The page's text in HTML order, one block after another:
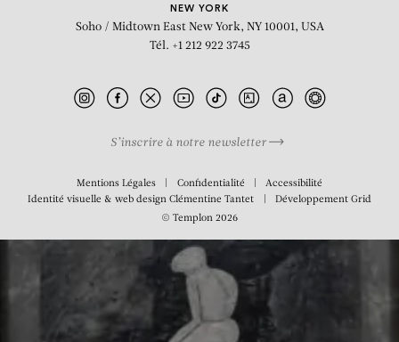
Meditation
NEW YORK
Soho / Midtown East New York, NY 10001, USA
Tél. +1 212 922 3745
S’inscrire à notre newsletter
Mentions Légales Confidentialité
Accessibilité
Identité visuelle & web designClémentine Tantet Développement Grid
© Templon 2026